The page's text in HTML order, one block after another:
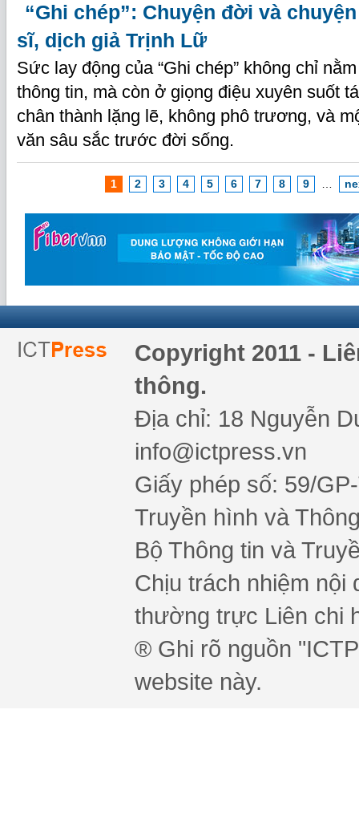
“Ghi chép”: Chuyện đời và
sĩ, dịch giả Trịnh Lữ
Sức lay động của “Ghi chép” không chỉ
thông tin, mà còn ở giọng điệu xuyên suốt
chân thành lặng lẽ, không phô trương, và
văn sâu sắc trước đời sống.
1 2 3 4 5 6 7 8 9
Copyright 2011 -
thông.
Địa chỉ: 18 Nguyễn
info@ictpress.vn
Giấy phép số: 59/
Truyền hình và
Bộ Thông tin và
Chịu trách nhiệm nội
thường trực Liên chi
® Ghi rõ nguồn
website này.